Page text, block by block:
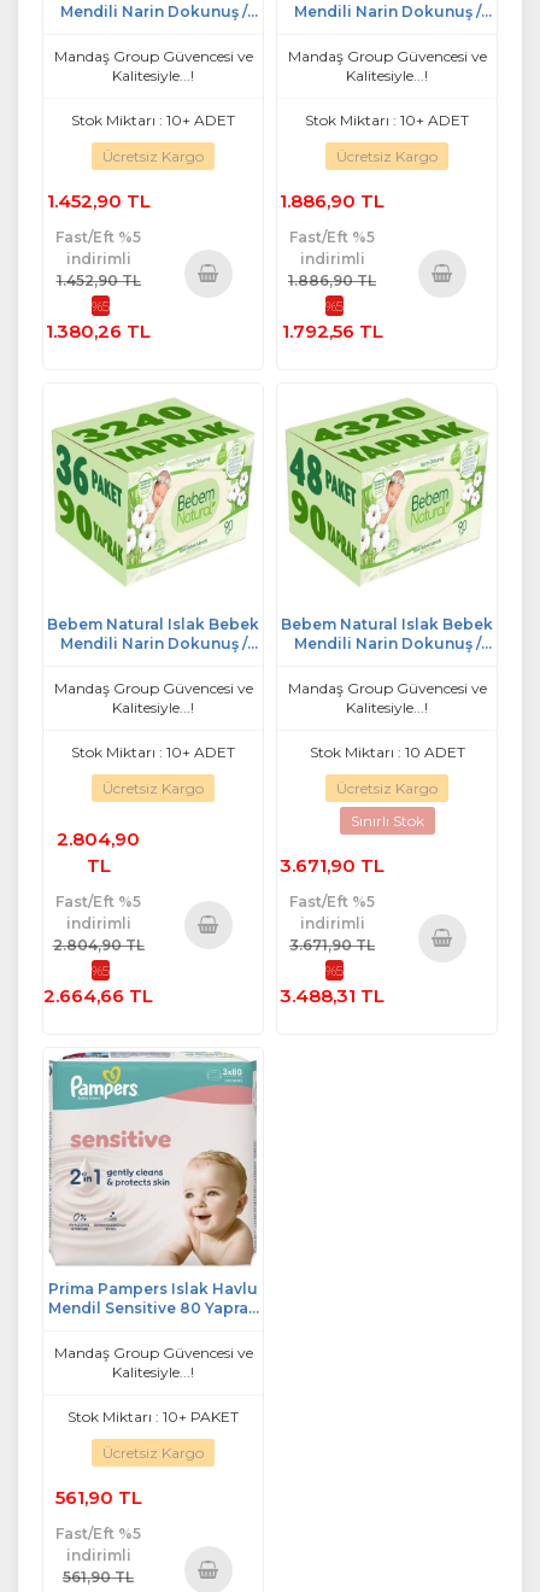
Mendili Narin Dokunuş /
Plastik Kapaklı 18 Li Set
Mandaş Group Güvencesi ve
Kalitesiyle...!
Stok Miktarı : 10+ ADET
Ücretsiz Kargo
1.452,90 TL
Fast/Eft %5
indirimli
1.452,90 TL
%5
1.380,26 TL
Mendili Narin Dokunuş /
Plastik Kapaklı 24 Lü Set
Mandaş Group Güvencesi ve
Kalitesiyle...!
Stok Miktarı : 10+ ADET
Ücretsiz Kargo
1.886,90 TL
Fast/Eft %5
indirimli
1.886,90 TL
%5
1.792,56 TL
Bebem Natural Islak Bebek
Mendili Narin Dokunuş /
Plastik Kapaklı 36 Lı Set
Mandaş Group Güvencesi ve
Kalitesiyle...!
Stok Miktarı : 10+ ADET
Ücretsiz Kargo
2.804,90
TL
Fast/Eft %5
indirimli
2.804,90 TL
%5
2.664,66 TL
Bebem Natural Islak Bebek
Mendili Narin Dokunuş /
Plastik Kapaklı 48 Li Set
Mandaş Group Güvencesi ve
Kalitesiyle...!
Stok Miktarı : 10 ADET
Ücretsiz Kargo
Sınırlı Stok
3.671,90 TL
Fast/Eft %5
indirimli
3.671,90 TL
%5
3.488,31 TL
Prima Pampers Islak Havlu
Mendil Sensitive 80 Yaprak
Mandaş Group Güvencesi ve
Kalitesiyle...!
Stok Miktarı : 10+ PAKET
Ücretsiz Kargo
561,90 TL
Fast/Eft %5
indirimli
561,90 TL